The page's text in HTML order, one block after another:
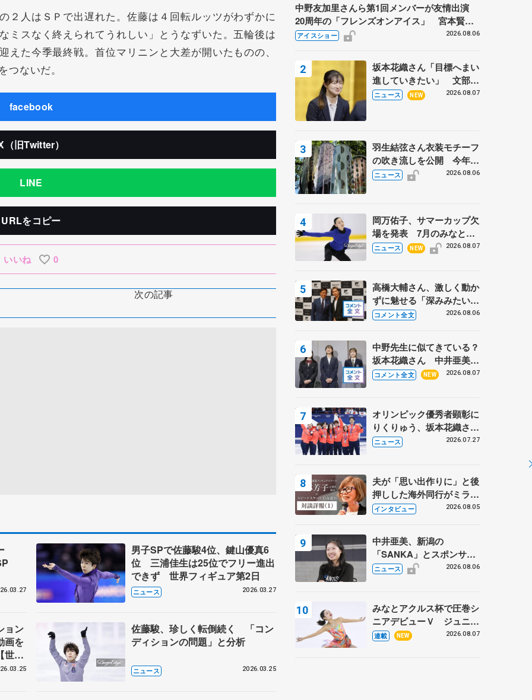
人はＳＰで出遅れた。佐藤は４回転ルッツがわずかに
ミスなく終えられてうれしい」とうなずいた。五輪後は
た今季最終戦。首位マリニンと大差が開いたものの、
ないだ。
facebook
（旧Twitter）
LINE
URLをコピー
いいね 0
次の記事
男子SPで佐藤駿4位、鍵山優真6
位 三浦佳生は25位でフリー進出
できず 世界フィギュア第2日
ニュース 2026.03.27
ョン
画を
世界
佐藤駿、珍しく転倒続く 「コン
ディションの問題」と分析
ニュース 2026.03.25
中野友加里さんら第1回メンバーが友情出演
20周年の「フレンズオンアイス」 宮本賢二
さん、有川梨絵さん、田村岳斗さんも
アイスショー 2026.08.06
坂本花織さん「目標へまい
進していきたい」 文部科
学省スポーツ表彰式で代表
ニュース NEW 2026.08.07
羽生結弦さん衣装モチーフ
の吹き流しを公開 今年は
「春よ、来い」、仙台の瑞
ニュース 2026.08.06
岡万佑子、サマーカップ欠
場を発表 7月のみなとア
クルス杯は腰痛の影響で
ニュース NEW 2026.08.07
高橋大輔さん、激しく動か
ずに魅せる「深みみたいな
ものは出てきている？」
あい
コメント全文 2026.08.06
中野先生に似てきている？
坂本花織さん 中井亜美は
クリケットのサマーキャン
部科学省スポーツ表彰
式】
コメント全文 NEW 2026.08.07
オリンピック優秀者顕彰に
りくりゅう、坂本花織さ
ん、団体メンバーら 8月
園子らコーチも
ニュース 2026.07.27
夫が「思い出作りに」と後
押しした海外同行がミラノ
まで… 繁華街のリンクで
に 小林芳子さんが振り返
るスケート人生
インタビュー 2026.08.05
中井亜美、新潟の
「SANKA」とスポンサー
契約 「全力で応援」とコ
ニュース 2026.08.06
みなとアクルス杯で圧巻シ
ニアデビューＶ ジュニア
で４シーズン無敗の島田麻
連載 NEW 2026.08.07